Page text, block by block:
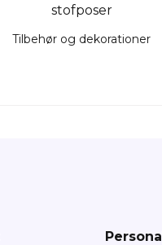
Tilbehør og dekorationer